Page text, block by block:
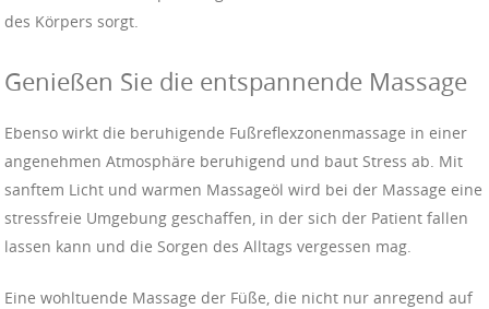
des Körpers sorgt.
Genießen Sie die entspannende Massage
Ebenso wirkt die beruhigende Fußreflexzonenmassage in einer
angenehmen Atmosphäre beruhigend und baut Stress ab. Mit
sanftem Licht und warmen Massageöl wird bei der Massage eine
stressfreie Umgebung geschaffen, in der sich der Patient fallen
lassen kann und die Sorgen des Alltags vergessen mag.
Eine wohltuende Massage der Füße, die nicht nur anregend auf